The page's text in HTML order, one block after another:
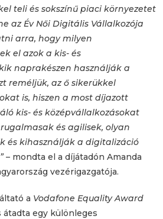
teli és sokszínű piaci környezetet
az Év Női Digitális Vállalkozója
arra, hogy milyen
el azok a kis- és
naprakészen használják a
reméljük, az ő sikerükkel
is, hiszen a most díjazott
kis- és középvállalkozásokat
és agilisek, olyan
és kihasználják a digitalizáció
– mondta el a díjátadón Amanda
vezérigazgatója.
a Vodafone Equality Award
egy különleges